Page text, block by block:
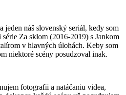
náš slovenský seriál, kedy som
Za sklom (2016-2019) s Jankom
v hlavných úlohách. Keby som
niektoré scény posudzoval inak.
fotografii a natáčaniu videa,